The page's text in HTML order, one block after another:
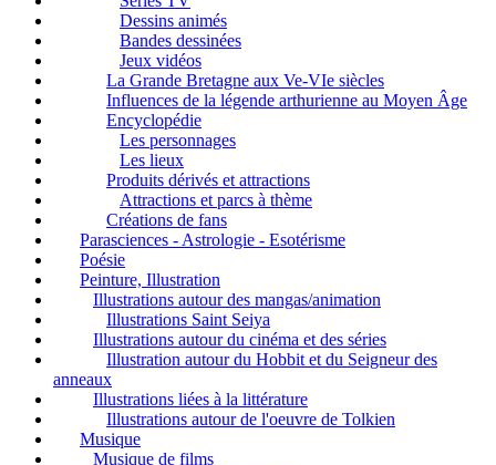
Dessins animés
Bandes dessinées
Jeux vidéos
La Grande Bretagne aux Ve-VIe siècles
Influences de la légende arthurienne au Moyen Âge
Encyclopédie
Les personnages
Les lieux
Produits dérivés et attractions
Attractions et parcs à thème
Créations de fans
Parasciences - Astrologie - Esotérisme
Poésie
Peinture, Illustration
Illustrations autour des mangas/animation
Illustrations Saint Seiya
Illustrations autour du cinéma et des séries
Illustration autour du Hobbit et du Seigneur des
anneaux
Illustrations liées à la littérature
Illustrations autour de l'oeuvre de Tolkien
Musique
Musique de films